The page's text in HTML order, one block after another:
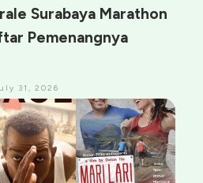
Surabaya Marathon
Pemenangnya
31, 2026